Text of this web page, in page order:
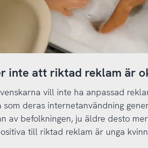
inte att riktad reklam är
vill inte ha anpassad
som deras internetanvändning
av befolkningen, ju äldre desto
till riktad reklam är unga